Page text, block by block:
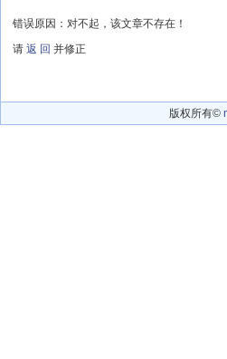
错误原因：对不起，该文章不存在！
请 返 回 并修正
版权所有©